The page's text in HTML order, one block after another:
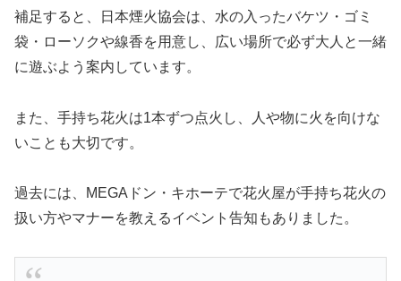
補足すると、日本煙火協会は、水の入ったバケツ・ゴミ
袋・ローソクや線香を用意し、広い場所で必ず大人と一緒
に遊ぶよう案内しています。
また、手持ち花火は1本ずつ点火し、人や物に火を向けな
いことも大切です。
過去には、MEGAドン・キホーテで花火屋が手持ち花火の
扱い方やマナーを教えるイベント告知もありました。